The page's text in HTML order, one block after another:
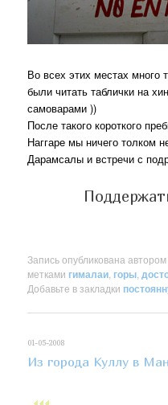
Во всех этих местах много
были читать таблички на
самоварами ))
После такого короткого
Наггаре мы ничего толком
Дарамсалы и встречи с
Запись опубликована
метками гималаи горы
Добавьте в закладки
01-05-2008
Из города Куллу в